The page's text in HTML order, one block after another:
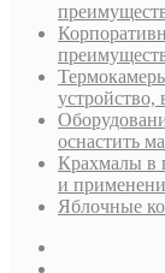
устройство,
оснастить
Крахмалы в
и
Яблочные